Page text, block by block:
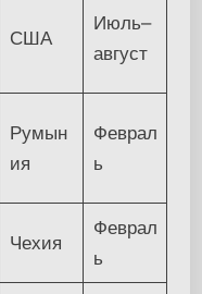
США
Июль–
август
Румын
ия
Феврал
ь
Чехия
Феврал
ь